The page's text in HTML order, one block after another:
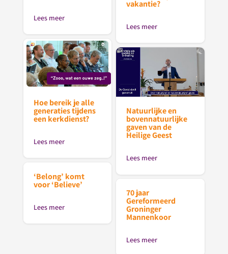
vakantie?
Lees meer
Lees meer
Hoe bereik je alle
generaties tijdens
een kerkdienst?
Lees meer
Natuurlijke en
bovennatuurlijke
gaven van de
Heilige Geest
Lees meer
‘Belong’ komt
voor ‘Believe’
Lees meer
70 jaar
Gereformeerd
Groninger
Mannenkoor
Lees meer